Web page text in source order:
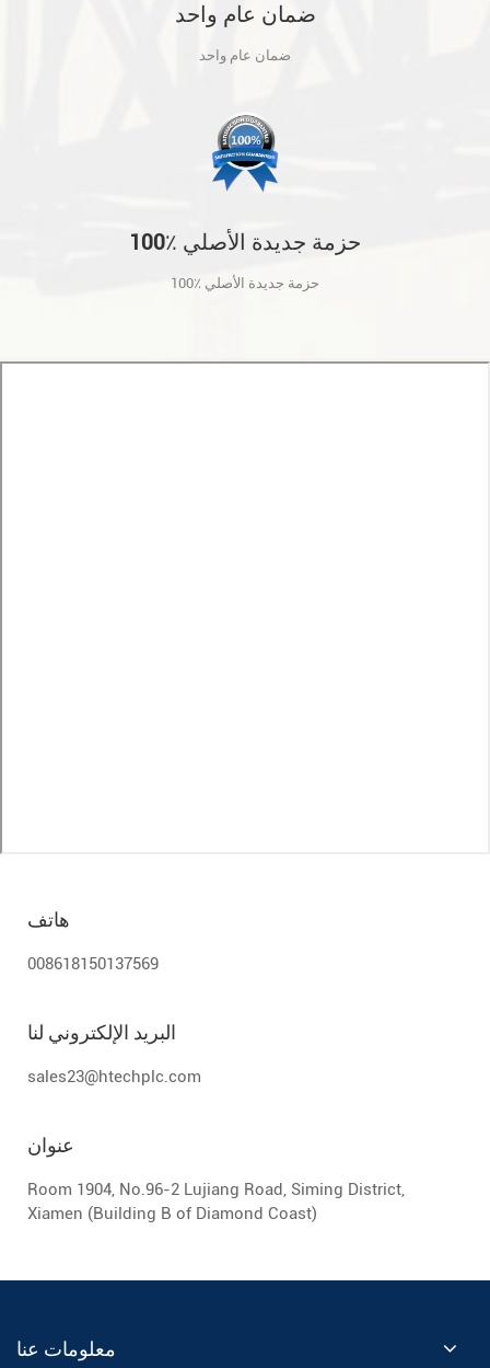
ضمان عام واحد
ضمان عام واحد
100٪ حزمة جديدة الأصلي
100٪ حزمة جديدة الأصلي
هاتف
008618150137569
البريد الإلكتروني لنا
sales23@htechplc.com
عنوان
Room 1904, No.96-2 Lujiang Road, Siming District,
Xiamen (Building B of Diamond Coast)
معلومات عنا